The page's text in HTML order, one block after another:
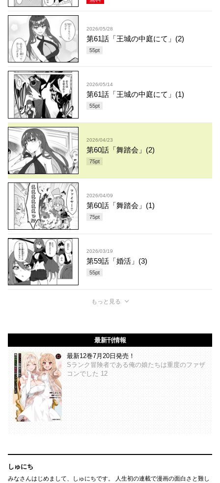
2026/05/28
第61話「王城の中庭にて」(2)
55pt
2026/05/14
第61話「王城の中庭にて」(1)
55pt
2026/04/23
第60話「舞踏会」(2)
75pt
2026/04/09
第60話「舞踏会」(1)
75pt
2026/03/19
第59話「婚活」(3)
55pt
もっと見る
最新刊情報
最新12巻7月20日発売！
Sランク冒険者である俺の娘たちは重度のファザ
コンでした 12
しゅにち
みなさんはじめまして、しゅにちです。 人生初の連載で漫画の面白さと難し